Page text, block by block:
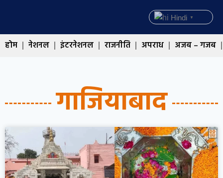
Hindi ▼
होम नेशनल इंटरनेशनल राजनीति अपराध अजब – गजब
गाजियाबाद